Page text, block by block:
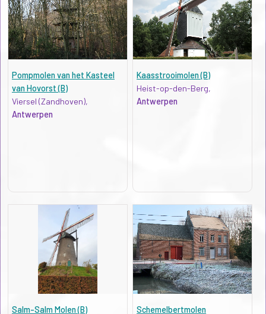
Pompmolen van het Kasteel
van Hovorst (B)
Viersel (Zandhoven),
Antwerpen
Kaasstrooimolen (B)
Heist-op-den-Berg,
Antwerpen
Salm-Salm Molen (B)
Schemelbertmolen